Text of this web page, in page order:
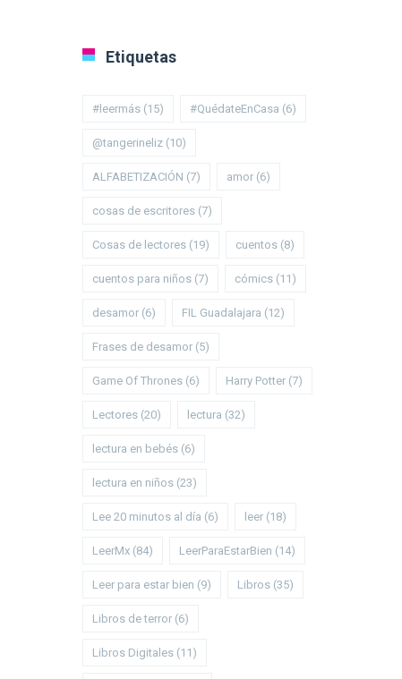
Etiquetas
#leermás (15) #QuédateEnCasa (6)
@tangerineliz (10)
ALFABETIZACIÓN (7) amor (6)
cosas de escritores (7)
Cosas de lectores (19) cuentos (8)
cuentos para niños (7) cómics (11)
desamor (6) FIL Guadalajara (12)
Frases de desamor (5)
Game Of Thrones (6) Harry Potter (7)
Lectores (20) lectura (32)
lectura en bebés (6)
lectura en niños (23)
Lee 20 minutos al día (6) leer (18)
LeerMx (84) LeerParaEstarBien (14)
Leer para estar bien (9) Libros (35)
Libros de terror (6)
Libros Digitales (11)